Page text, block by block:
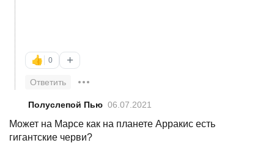
👍 0 +
Ответить
Полуслепой Пью 06.07.2021
Может на Марсе как на планете Арракис есть
гигантские черви?